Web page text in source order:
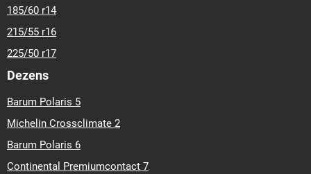
185/60 r14
215/55 r16
225/50 r17
Dezens
Barum Polaris 5
Michelin Crossclimate 2
Barum Polaris 6
Continental Premiumcontact 7